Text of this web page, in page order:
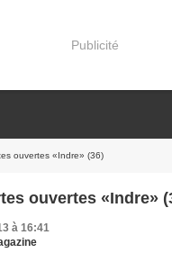
Publicité
ouvertes «Indre» (36)
ouvertes «Indre»
à 16:41